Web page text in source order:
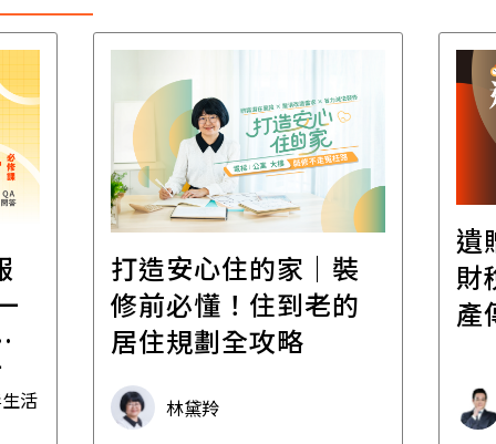
活
打造安心住的家｜裝
修前必懂！住到老的
居住規劃全攻略
林黛羚
遺
財
產